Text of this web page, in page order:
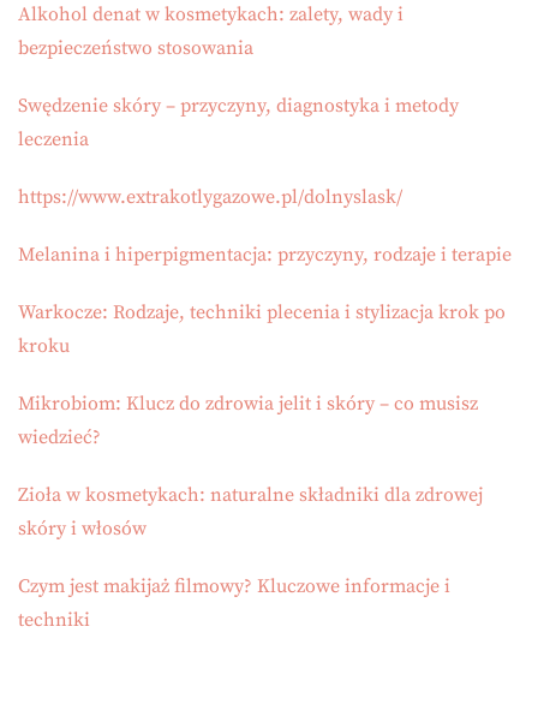
Alkohol denat w kosmetykach: zalety, wady i
bezpieczeństwo stosowania
Swędzenie skóry – przyczyny, diagnostyka i metody
leczenia
https://www.extrakotlygazowe.pl/dolnyslask/
Melanina i hiperpigmentacja: przyczyny, rodzaje i terapie
Warkocze: Rodzaje, techniki plecenia i stylizacja krok po
kroku
Mikrobiom: Klucz do zdrowia jelit i skóry – co musisz
wiedzieć?
Zioła w kosmetykach: naturalne składniki dla zdrowej
skóry i włosów
Czym jest makijaż filmowy? Kluczowe informacje i
techniki